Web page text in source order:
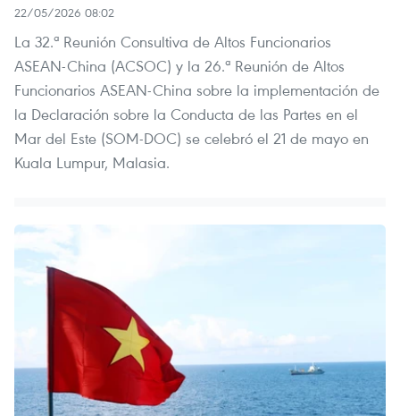
22/05/2026 08:02
La 32.ª Reunión Consultiva de Altos Funcionarios
ASEAN-China (ACSOC) y la 26.ª Reunión de Altos
Funcionarios ASEAN-China sobre la implementación de
la Declaración sobre la Conducta de las Partes en el
Mar del Este (SOM-DOC) se celebró el 21 de mayo en
Kuala Lumpur, Malasia.